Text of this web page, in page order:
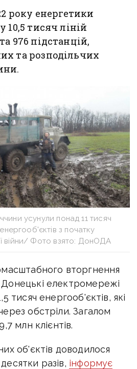
року енергетики
10,5 тисяч ліній
976 підстанцій,
та розподільчих
усунули понад 11 тисяч
з початку
війни/ Фото взято: ДонОДА
вторгнення
електромережі
тисяч енергооб'єктів, які
обстріли. Загалом
млн клієнтів.
об'єктів доводилося
разів, інформує